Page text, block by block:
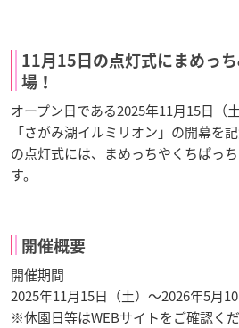
11月15日の点灯式にまめっ
場！
オープン日である2025年11月15日（
「さがみ湖イルミリオン」の開幕を
の点灯式には、まめっちやくちぱっ
す。
開催概要
開催期間
2025年11月15日（土）〜2026年5月10
※休園日等はWEBサイトをご確認く